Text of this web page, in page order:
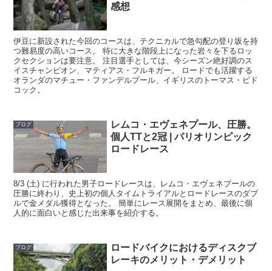
感想
伊豆に新設された今回のコースは、テクニカルで急勾配の登り坂を持
つ難易度の高いコース。 特に大きな階段上になった岩々を下るロッ
クセクションは要注意。 注目選手としては、今シーズン絶好調のス
イスチャンピオン、マティアス・フルキガー。 ロードでも活躍する
オランダのマチュー・ファンデルプール、イギリスのトーマス・ピド
コック。
ブログ
レムコ・エヴェネプール、圧勝。
個人TTと2冠 | パリオリンピック
ロードレース
8/3 (土) に行われた男子ロードレースは、レムコ・エヴェネプールの
圧勝に終わり、史上初の個人タイムトライアルとロードレースのダブ
ルで金メダル獲得となった。 簡単にレース展開をまとめ、最後に個
人的に面白いと感じた出来事を紹介する。
ブログ
ロードバイクにおけるディスクブ
レーキのメリット・デメリット